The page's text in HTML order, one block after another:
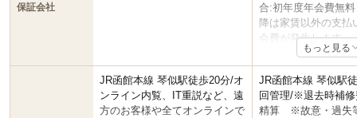
保証会社
合:初年度年会費無
降は家賃以外の支払
会費が発生します。
もっと見る
JR函館本線 琴似駅徒歩20分/オ
ンライン内覧、IT重説など、遠
方のお客様や全てオンラインで
JR函館本線 琴似駅
回管理/※退去時補
精算 ※故意・過失